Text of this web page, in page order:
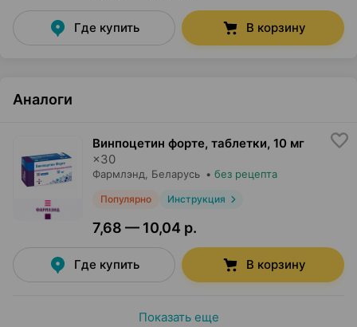
Где купить В корзину
Аналоги
Винпоцетин форте, таблетки, 10 мг
×30
Фармлэнд , Беларусь • без рецепта
Популярно Инструкция
7,68 — 10,04 р.
Где купить В корзину
Показать еще